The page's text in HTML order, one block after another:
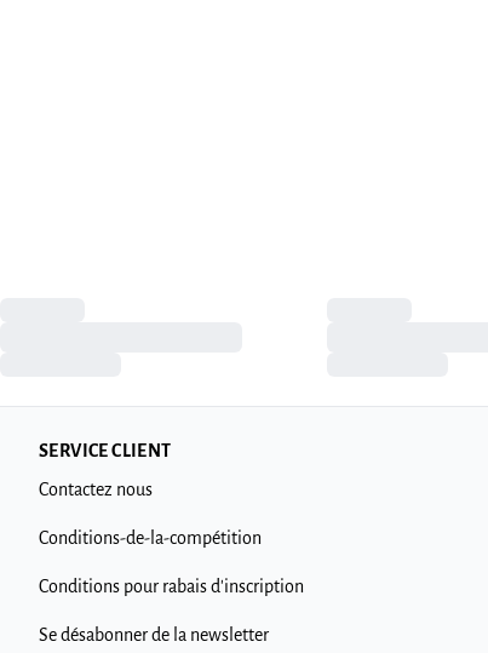
SERVICE CLIENT
Contactez nous
Conditions-de-la-compétition
Conditions pour rabais d'inscription
Se désabonner de la newsletter